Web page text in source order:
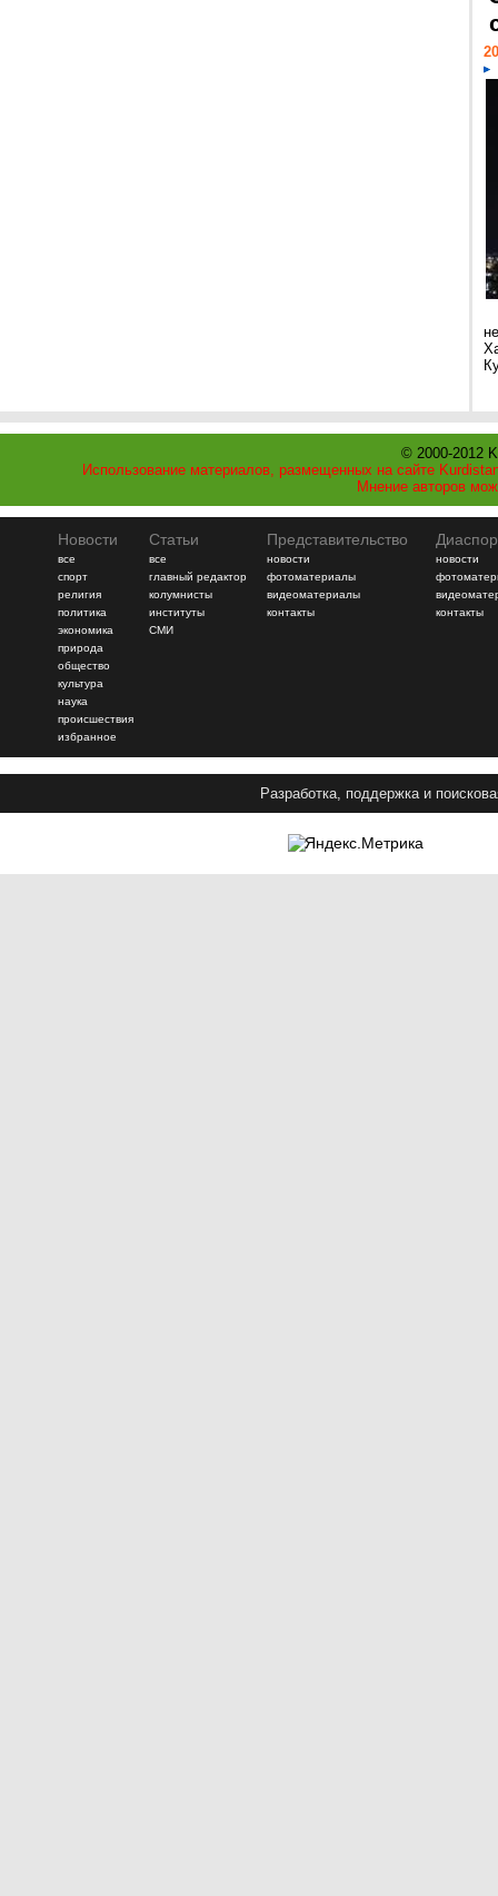
© 2000-2012
Использование материалов, размещенных на сайте
Мнение авторов
Новости
все
спорт
религия
политика
экономика
природа
общество
культура
наука
происшествия
избранное
Статьи
все
главный редактор
колумнисты
институты
СМИ
Представительство
новости
фотоматериалы
видеоматериалы
контакты
новости
контакты
Разработка, поддержка и